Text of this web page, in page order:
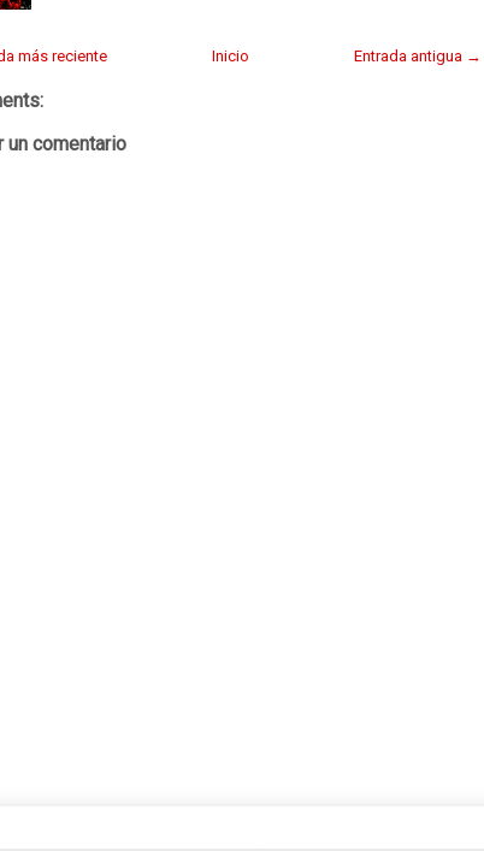
más reciente Entrada antigua →
Inicio
un comentario